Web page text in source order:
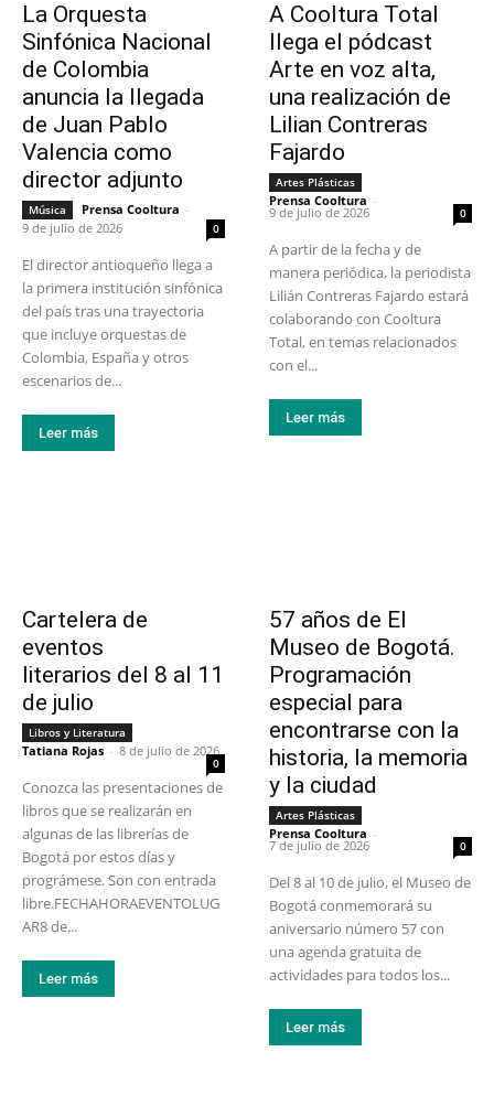
La Orquesta
Sinfónica Nacional
de Colombia
anuncia la llegada
de Juan Pablo
Valencia como
director adjunto
Música Prensa Cooltura -
9 de julio de 2026
0
El director antioqueño llega a
la primera institución sinfónica
del país tras una trayectoria
que incluye orquestas de
Colombia, España y otros
escenarios de...
Leer más
A Cooltura Total
llega el pódcast
Arte en voz alta,
una realización de
Lilian Contreras
Fajardo
Artes Plásticas
Prensa Cooltura -
9 de julio de 2026 0
A partir de la fecha y de
manera periódica, la periodista
Lilián Contreras Fajardo estará
colaborando con Cooltura
Total, en temas relacionados
con el...
Leer más
Cartelera de
eventos
literarios del 8 al 11
de julio
Libros y Literatura
Tatiana Rojas - 8 de julio de 2026
0
Conozca las presentaciones de
libros que se realizarán en
algunas de las librerías de
Bogotá por estos días y
prográmese. Son con entrada
libre.FECHAHORAEVENTOLUG
AR8 de...
Leer más
57 años de El
Museo de Bogotá.
Programación
especial para
encontrarse con la
historia, la memoria
y la ciudad
Artes Plásticas
Prensa Cooltura -
7 de julio de 2026 0
Del 8 al 10 de julio, el Museo de
Bogotá conmemorará su
aniversario número 57 con
una agenda gratuita de
actividades para todos los...
Leer más